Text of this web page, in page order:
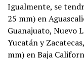
Igualmente, se
25 mm) en
Guanajuato, Nuevo
Yucatán y
mm) en Baja